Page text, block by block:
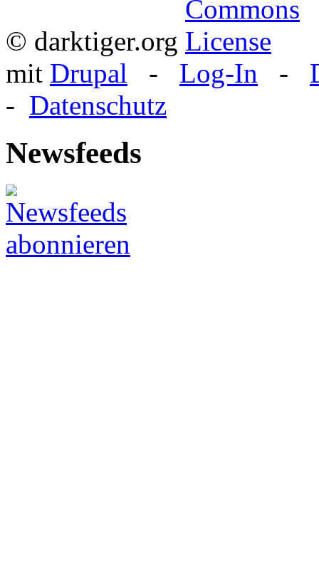
© darktiger.org
mit Drupal - Log-In -
- Datenschutz
Newsfeeds